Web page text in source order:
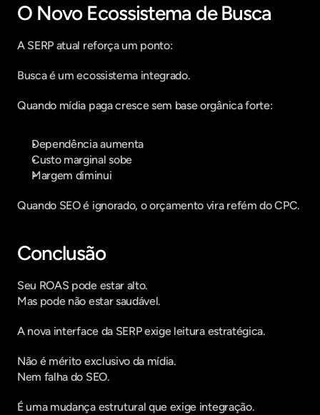
O Novo Ecossistema de Busca
A SERP atual reforça um ponto:
Busca é um ecossistema integrado.
Quando mídia paga cresce sem base orgânica forte:
Dependência aumenta
Custo marginal sobe
Margem diminui
Quando SEO é ignorado, o orçamento vira refém do CPC.
Conclusão
Seu ROAS pode estar alto.
Mas pode não estar saudável.
A nova interface da SERP exige leitura estratégica.
Não é mérito exclusivo da mídia.
Nem falha do SEO.
É uma mudança estrutural que exige integração.